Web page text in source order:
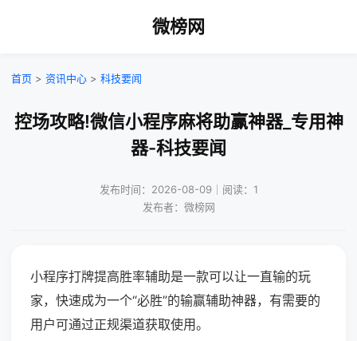
微榜网
首页 > 资讯中心 > 科技要闻
控场攻略!微信小程序麻将助赢神器_专用神
器-科技要闻
发布时间：2026-08-09｜阅读：1
发布者：微榜网
小程序打牌提高胜率辅助是一款可以让一直输的玩
家，快速成为一个“必胜”的输赢辅助神器，有需要的
用户可通过正规渠道获取使用。